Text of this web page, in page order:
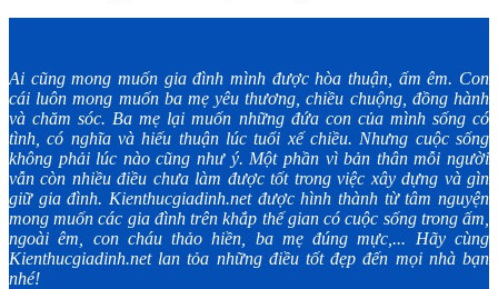
Ai cũng mong muốn gia đình mình được hòa thuận, ấm êm. Con
cái luôn mong muốn ba mẹ yêu thương, chiều chuộng, đồng hành
và chăm sóc. Ba mẹ lại muốn những đứa con của mình sống có
tình, có nghĩa và hiếu thuận lúc tuổi xế chiều. Nhưng cuộc sống
không phải lúc nào cũng như ý. Một phần vì bản thân mỗi người
vẫn còn nhiều điều chưa làm được tốt trong việc xây dựng và gìn
giữ gia đình. Kienthucgiadinh.net được hình thành từ tâm nguyện
mong muốn các gia đình trên khắp thế gian có cuộc sống trong ấm,
ngoài êm, con cháu thảo hiền, ba mẹ đúng mực,... Hãy cùng
Kienthucgiadinh.net lan tỏa những điều tốt đẹp đến mọi nhà bạn
nhé!